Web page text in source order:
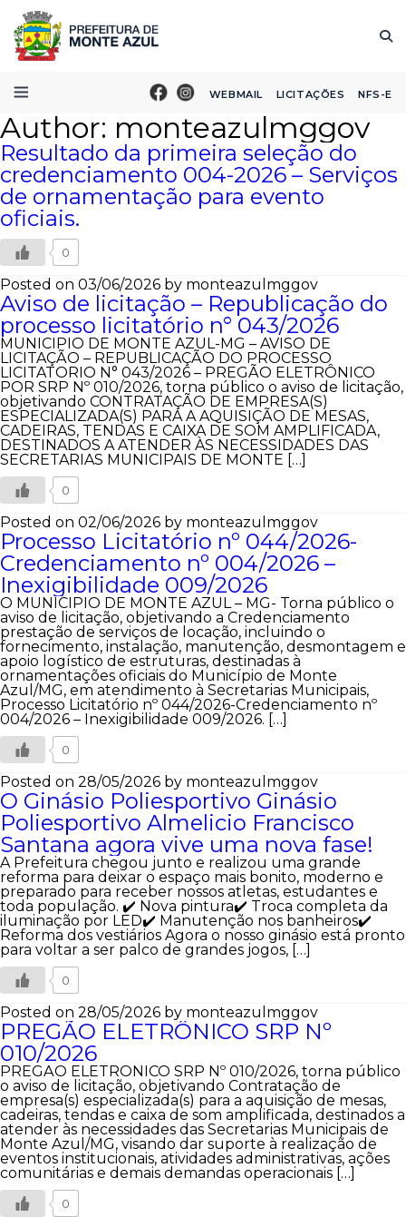
WEBMAIL LICITAÇÕES NFS-E
Author: monteazulmggov
Resultado da primeira seleção do
credenciamento 004-2026 – Serviços
de ornamentação para evento
oficiais.
0
Posted on 03/06/2026 by monteazulmggov
Aviso de licitação – Republicação do
processo licitatório n° 043/2026
MUNICIPIO DE MONTE AZUL-MG – AVISO DE
LICITAÇÃO – REPUBLICAÇÃO DO PROCESSO
LICITATORIO N° 043/2026 – PREGÃO ELETRÔNICO
POR SRP Nº 010/2026, torna público o aviso de licitação,
objetivando CONTRATAÇÃO DE EMPRESA(S)
ESPECIALIZADA(S) PARA A AQUISIÇÃO DE MESAS,
CADEIRAS, TENDAS E CAIXA DE SOM AMPLIFICADA,
DESTINADOS A ATENDER ÀS NECESSIDADES DAS
SECRETARIAS MUNICIPAIS DE MONTE […]
0
Posted on 02/06/2026 by monteazulmggov
Processo Licitatório nº 044/2026-
Credenciamento nº 004/2026 –
Inexigibilidade 009/2026
O MUNICIPIO DE MONTE AZUL – MG- Torna público o
aviso de licitação, objetivando a Credenciamento
prestação de serviços de locação, incluindo o
fornecimento, instalação, manutenção, desmontagem e
apoio logístico de estruturas, destinadas à
ornamentações oficiais do Município de Monte
Azul/MG, em atendimento à Secretarias Municipais,
Processo Licitatório nº 044/2026-Credenciamento nº
004/2026 – Inexigibilidade 009/2026. […]
0
Posted on 28/05/2026 by monteazulmggov
O Ginásio Poliesportivo Ginásio
Poliesportivo Almelicio Francisco
Santana agora vive uma nova fase!
A Prefeitura chegou junto e realizou uma grande
reforma para deixar o espaço mais bonito, moderno e
preparado para receber nossos atletas, estudantes e
toda população. ✔️ Nova pintura✔️ Troca completa da
iluminação por LED✔️ Manutenção nos banheiros✔️
Reforma dos vestiários Agora o nosso ginásio está pronto
para voltar a ser palco de grandes jogos, […]
0
Posted on 28/05/2026 by monteazulmggov
PREGÃO ELETRÔNICO SRP Nº
010/2026
PREGÃO ELETRÔNICO SRP Nº 010/2026, torna público
o aviso de licitação, objetivando Contratação de
empresa(s) especializada(s) para a aquisição de mesas,
cadeiras, tendas e caixa de som amplificada, destinados a
atender às necessidades das Secretarias Municipais de
Monte Azul/MG, visando dar suporte à realização de
eventos institucionais, atividades administrativas, ações
comunitárias e demais demandas operacionais […]
0